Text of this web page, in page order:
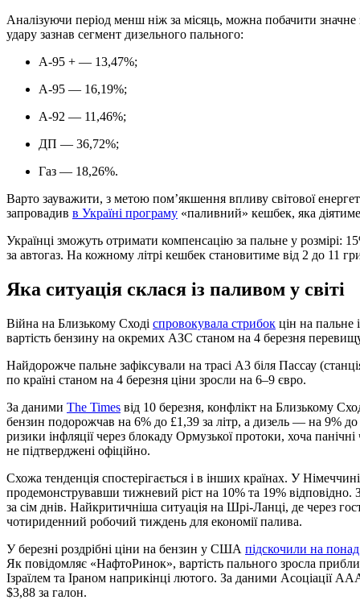
Аналізуючи період менш ніж за місяць, можна побачити
удару зазнав сегмент дизельного пального:
А-95 + — 13,47%;
А-95 — 16,19%;
А-92 — 11,46%;
ДП — 36,72%;
Газ — 18,26%.
Варто зауважити, з метою пом’якшення впливу світової
запровадив в Україні програму «паливний» кешбек, яка
Українці зможуть отримати компенсацію за пальне у розмірі:
за автогаз. На кожному літрі кешбек становитиме від 2 до 11
Яка ситуація склася із паливом у світі
Війна на Близькому Сході спровокувала стрибок цін на пальне
вартість бензину на окремих АЗС станом на 4 березня
Найдорожче пальне зафіксували на трасі A3 біля Пассау
по країні станом на 4 березня ціни зросли на 6–9 євро.
За даними The Times від 10 березня, конфлікт на Близькому
бензин подорожчав на 6% до £1,39 за літр, а дизель — на 9%
ризики інфляції через блокаду Ормузької протоки, хоча
не підтверджені офіційно.
Схожа тенденція спостерігається і в інших країнах. У
продемонструвавши тижневий ріст на 10% та 19%
за сім днів. Найкритичніша ситуація на Шрі-Ланці, де через
чотириденний робочий тиждень для економії палива.
У березні роздрібні ціни на бензин у США підскочили на понад
Як повідомляє «НафтоРинок», вартість пального зросла
Ізраїлем та Іраном наприкінці лютого. За даними Асоціації
$3,88 за галон.